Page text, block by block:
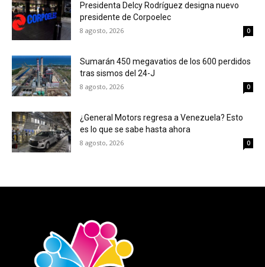
Presidenta Delcy Rodríguez designa nuevo
presidente de Corpoelec
8 agosto, 2026 0
Sumarán 450 megavatios de los 600 perdidos
tras sismos del 24-J
8 agosto, 2026 0
¿General Motors regresa a Venezuela? Esto
es lo que se sabe hasta ahora
8 agosto, 2026 0